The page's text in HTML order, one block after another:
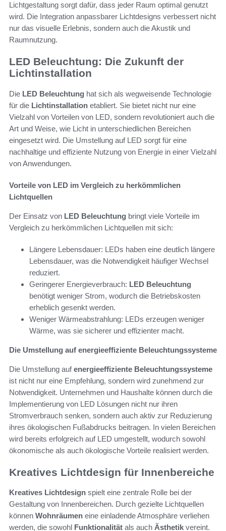
Lichtgestaltung sorgt dafür, dass jeder Raum optimal genutzt
wird. Die Integration anpassbarer Lichtdesigns verbessert nicht
nur das visuelle Erlebnis, sondern auch die Akustik und
Raumnutzung.
LED Beleuchtung: Die Zukunft der
Lichtinstallation
Die LED Beleuchtung hat sich als wegweisende Technologie
für die Lichtinstallation etabliert. Sie bietet nicht nur eine
Vielzahl von Vorteilen von LED, sondern revolutioniert auch die
Art und Weise, wie Licht in unterschiedlichen Bereichen
eingesetzt wird. Die Umstellung auf LED sorgt für eine
nachhaltige und effiziente Nutzung von Energie in einer Vielzahl
von Anwendungen.
Vorteile von LED im Vergleich zu herkömmlichen
Lichtquellen
Der Einsatz von LED Beleuchtung bringt viele Vorteile im
Vergleich zu herkömmlichen Lichtquellen mit sich:
Längere Lebensdauer: LEDs haben eine deutlich längere
Lebensdauer, was die Notwendigkeit häufiger Wechsel
reduziert.
Geringerer Energieverbrauch: LED Beleuchtung
benötigt weniger Strom, wodurch die Betriebskosten
erheblich gesenkt werden.
Weniger Wärmeabstrahlung: LEDs erzeugen weniger
Wärme, was sie sicherer und effizienter macht.
Die Umstellung auf energieeffiziente Beleuchtungssysteme
Die Umstellung aufenergieeffiziente Beleuchtungssysteme
ist nicht nur eine Empfehlung, sondern wird zunehmend zur
Notwendigkeit. Unternehmen und Haushalte können durch die
Implementierung von LED Lösungen nicht nur ihren
Stromverbrauch senken, sondern auch aktiv zur Reduzierung
ihres ökologischen Fußabdrucks beitragen. In vielen Bereichen
wird bereits erfolgreich auf LED umgestellt, wodurch sowohl
ökonomische als auch ökologische Vorteile realisiert werden.
Kreatives Lichtdesign für Innenbereiche
Kreatives Lichtdesign spielt eine zentrale Rolle bei der
Gestaltung von Innenbereichen. Durch gezielte Lichtquellen
können Wohnräumen eine einladende Atmosphäre verliehen
werden, die sowohl Funktionalität als auch Ästhetik vereint.